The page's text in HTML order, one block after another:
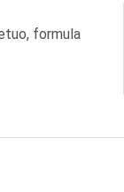
formula